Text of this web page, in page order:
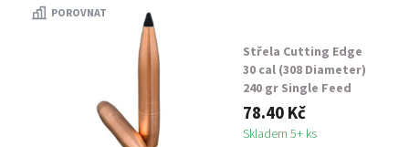
POROVNAT
Střela Cutting Edge
30 cal (308 Diameter)
240 gr Single Feed
Lazer-Tipped Hollow
Point
78.40 Kč
Skladem 5+ ks